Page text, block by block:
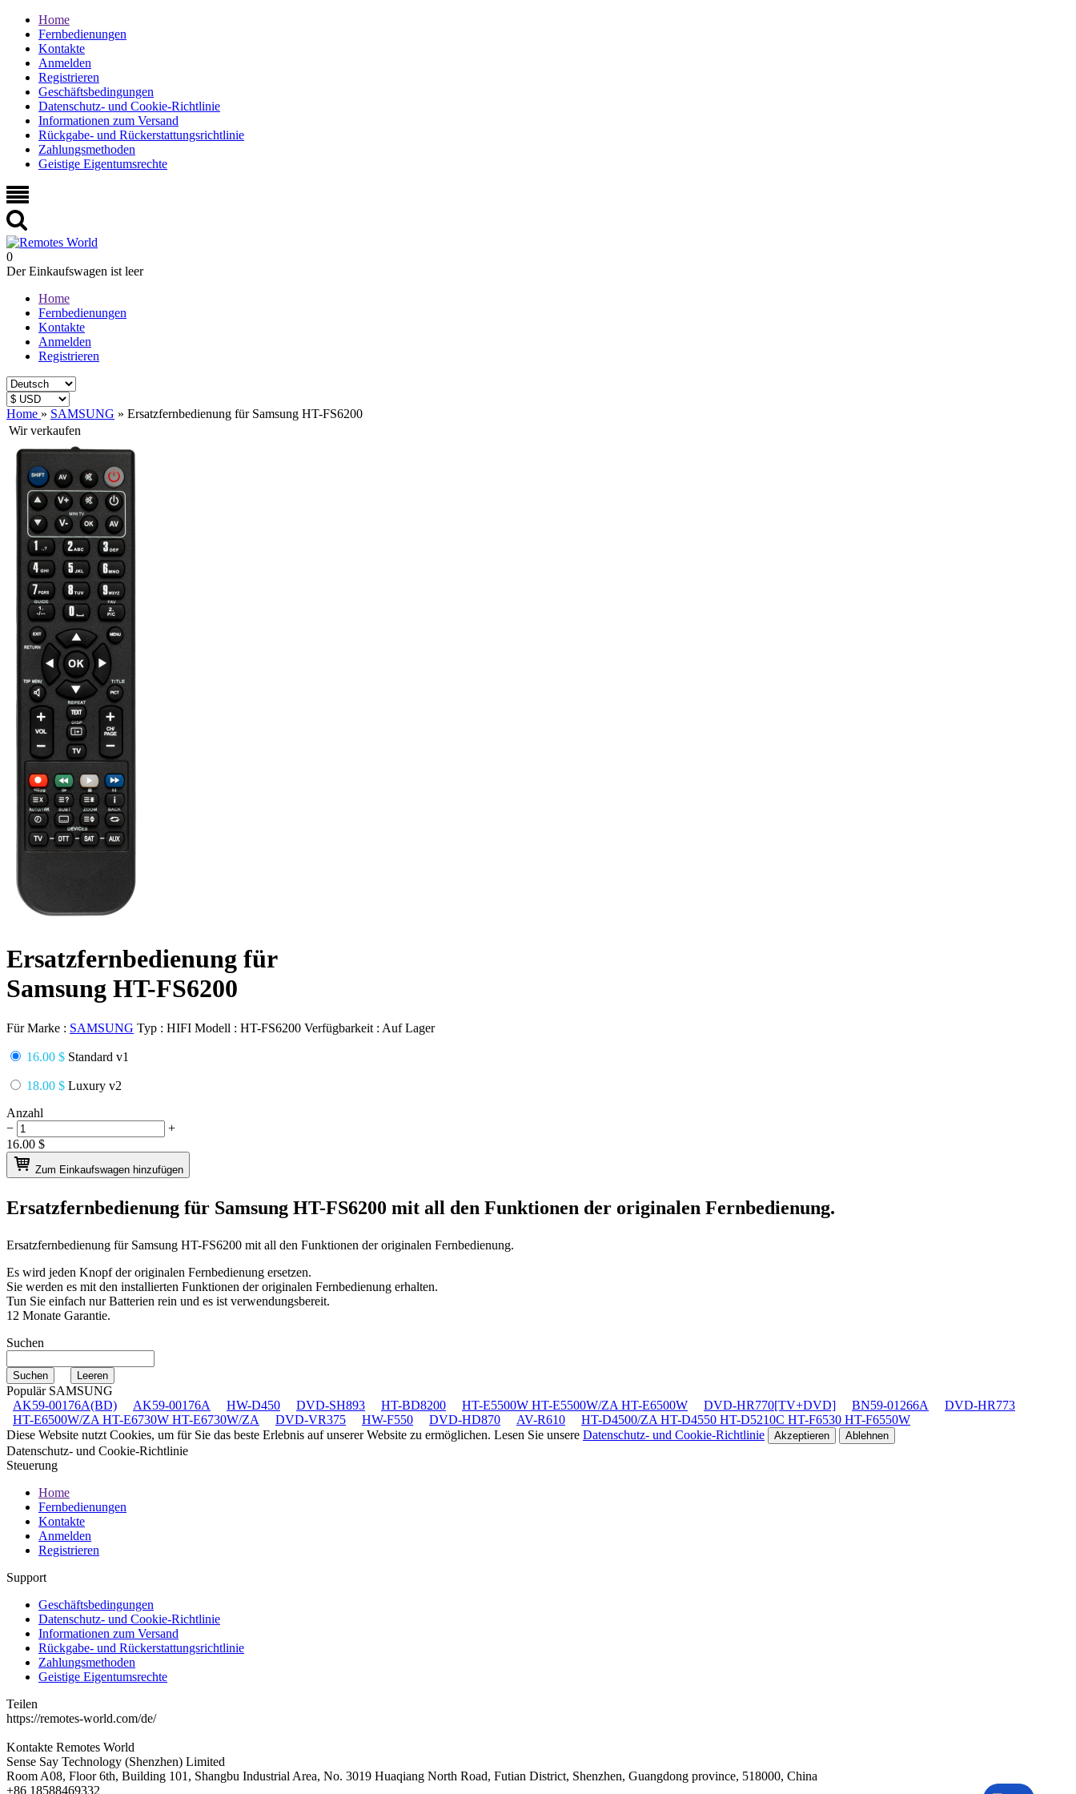
Home
Fernbedienungen
Kontakte
Anmelden
Registrieren
Geschäftsbedingungen
Datenschutz- und Cookie-Richtlinie
Informationen zum Versand
Rückgabe- und Rückerstattungsrichtlinie
Zahlungsmethoden
Geistige Eigentumsrechte
0
Der Einkaufswagen ist leer
Home
Fernbedienungen
Kontakte
Anmelden
Registrieren
Home » SAMSUNG » Ersatzfernbedienung für Samsung HT-FS6200
Wir verkaufen
Ersatzfernbedienung für
Samsung HT-FS6200
Für Marke : SAMSUNG Typ : HIFI Modell : HT-FS6200 Verfügbarkeit : Auf Lager
16.00 $ Standard v1
18.00 $ Luxury v2
Anzahl
−
+
16.00 $
Zum Einkaufswagen hinzufügen
Ersatzfernbedienung für Samsung HT-FS6200 mit all den Funktionen der originalen Fernbedienung.
Ersatzfernbedienung fürSamsung HT-FS6200 mit all den Funktionen der originalen Fernbedienung.
Es wird jeden Knopf der originalen Fernbedienung ersetzen.
Sie werden es mit den installierten Funktionen der originalen Fernbedienung erhalten.
Tun Sie einfach nur Batterien rein und es ist verwendungsbereit.
12 Monate Garantie.
Suchen
Populär SAMSUNG
AK59-00176A(BD)
AK59-00176A HW-D450 DVD-SH893 HT-BD8200 HT-E5500W HT-E5500W/ZA HT-E6500W DVD-HR770[TV+DVD] BN59-01266A
DVD-HR773
HT-E6500W/ZA HT-E6730W HT-E6730W/ZA
DVD-VR375 HW-F550 DVD-HD870 AV-R610
HT-D4500/ZA HT-D4550 HT-D5210C HT-F6530 HT-F6550W
Diese Website nutzt Cookies, um für Sie das beste Erlebnis auf unserer Website zu ermöglichen. Lesen Sie unsere Datenschutz- und Cookie-Richtlinie Akzeptieren Ablehnen
Datenschutz- und Cookie-Richtlinie
Steuerung
Home
Fernbedienungen
Kontakte
Anmelden
Registrieren
Support
Geschäftsbedingungen
Datenschutz- und Cookie-Richtlinie
Informationen zum Versand
Rückgabe- und Rückerstattungsrichtlinie
Zahlungsmethoden
Geistige Eigentumsrechte
Teilen
https://remotes-world.com/de/
Kontakte Remotes World
Sense Say Technology (Shenzhen) Limited
Room A08, Floor 6th, Building 101, Shangbu Industrial Area, No. 3019 Huaqiang North Road, Futian District, Shenzhen, Guangdong province, 518000, China
+86 18588469332